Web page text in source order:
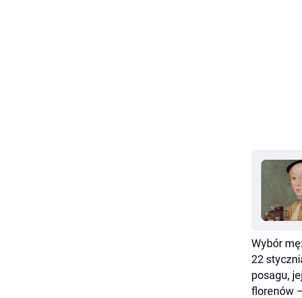
Wybór
22
posagu,
florenów